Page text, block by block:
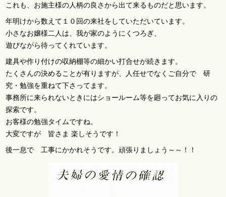
これも、お施主様の人柄の良さから出て来るものだと思います。
年明けから数えて１０回の来社をしていただいています。
小さなお嬢様二人は、我が家のようにくつろぎ、
遊びながら待ってくれています。
建具や作り付けの収納棚等の細かい打合せが続きます。
たくさんの決めることが有りますが、人任せでなくご自分で 研
究・勉強を重ねて下さってます。
事務所に来られないときにはショールーム等を廻ってお気に入りの
探索です。
お客様の勉強タイムですね。
大変ですが 皆さま 楽しそうです！
後一息で 工事にかかれそうです。頑張りましょう～～！！